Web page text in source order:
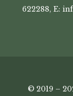
622288, E:
© 2019 –